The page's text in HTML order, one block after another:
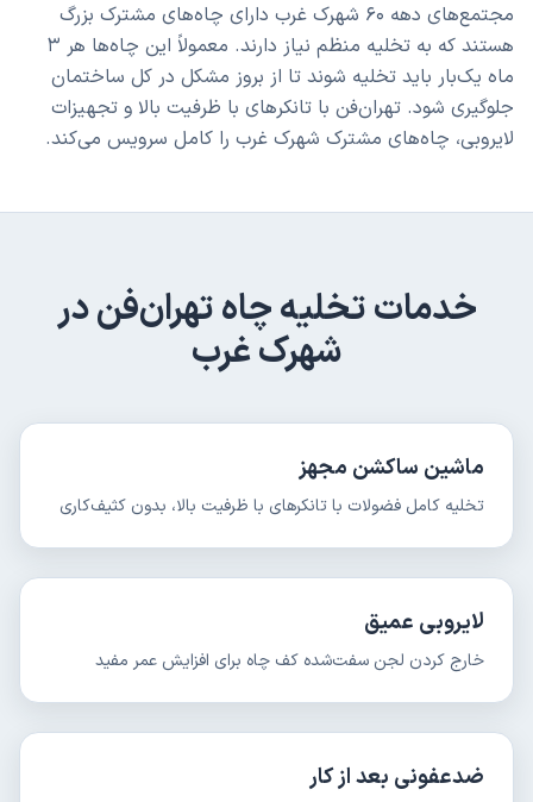
مجتمع‌های دهه ۶۰ شهرک غرب دارای چاه‌های مشترک بزرگ
هستند که به تخلیه منظم نیاز دارند. معمولاً این چاه‌ها هر ۳
ماه یک‌بار باید تخلیه شوند تا از بروز مشکل در کل ساختمان
جلوگیری شود. تهران‌فن با تانکرهای با ظرفیت بالا و تجهیزات
لایروبی، چاه‌های مشترک شهرک غرب را کامل سرویس می‌کند.
خدماتتخلیه چاهتهران‌فن در
شهرک غرب
ماشین ساکشن مجهز
تخلیه کامل فضولات با تانکرهای با ظرفیت بالا، بدون کثیف‌کاری
لایروبی عمیق
خارج کردن لجن سفت‌شده کف چاه برای افزایش عمر مفید
ضدعفونی بعد از کار